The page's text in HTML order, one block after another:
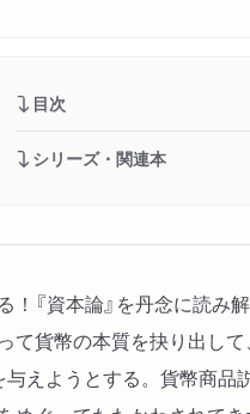
目次
シリーズ・関連本
『資本論』を丹念に読み
貨幣の本質を抉り出して
えようとする。貨幣商品